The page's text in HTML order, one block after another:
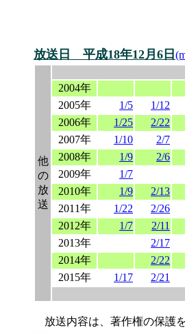
放送日 平成18年12月6日
他
の
放
送
2004年
2005年
1/5 1/12
2006年
1/25 2/22
2007年
1/10 2/7
2008年
1/9 2/6
2009年
1/7
2010年
1/9 2/13
2011年
1/22 2/26
2012年
1/7 2/11
2013年
2/17
2014年
2/22
2015年
1/17 2/21
放送内容は、著作権の保護